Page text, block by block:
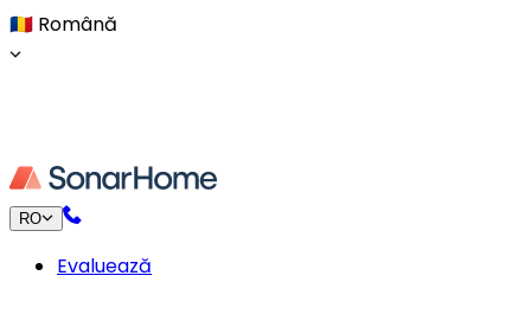
🇷🇴 Română
RO
Evaluează